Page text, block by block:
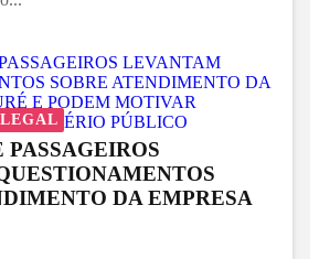
DA EMPRESA